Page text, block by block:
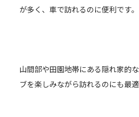
が多く、車で訪れるのに便利です。
山間部や田園地帯にある隠れ家的
ブを楽しみながら訪れるのにも最適